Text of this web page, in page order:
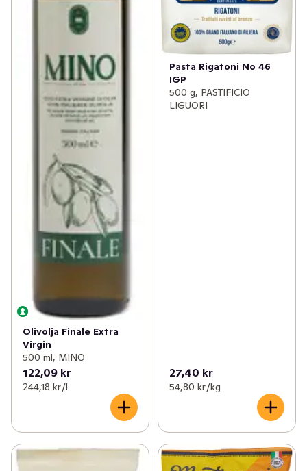
Olivolja Finale Extra
Virgin
500 ml, MINO
122,09 kr
244,18 kr /l
Pasta Rigatoni No 46
IGP
500 g, PASTIFICIO
LIGUORI
27,40 kr
54,80 kr /kg